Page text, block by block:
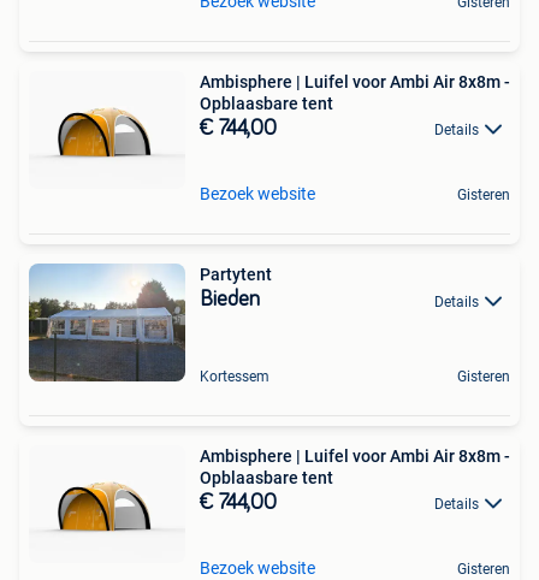
Ambisphere | Luifel voor Ambi Air 8x8m -
Opblaasbare tent
€ 744,00 Details
Bezoek website Gisteren
Partytent
Bieden Details
Kortessem Gisteren
Ambisphere | Luifel voor Ambi Air 8x8m -
Opblaasbare tent
€ 744,00 Details
Bezoek website Gisteren